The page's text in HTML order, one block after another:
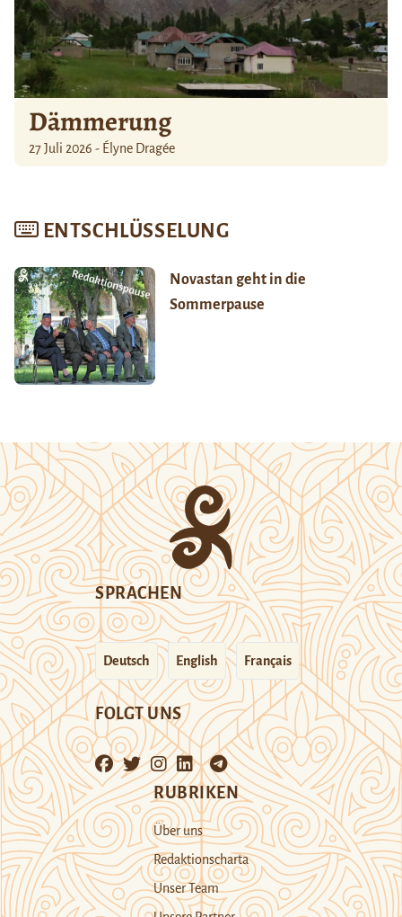
Dämmerung
27 Juli 2026 - Élyne Dragée
ENTSCHLÜSSELUNG
Novastan geht in die
Sommerpause
SPRACHEN
Deutsch English Français
FOLGT UNS
RUBRIKEN
Über uns
Redaktionscharta
Unser Team